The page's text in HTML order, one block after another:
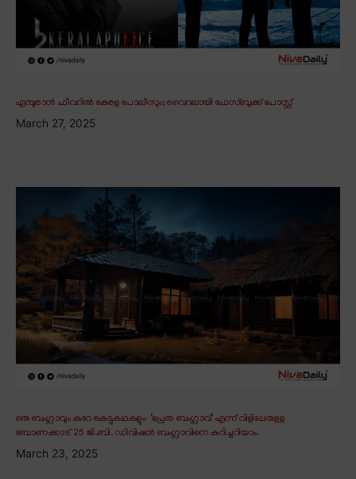
എമ്പുരാൻ ഫീവറിൽ കേരള പോലീസും; വൈറലായി ഫേസ്ബുക്ക് പോസ്റ്റ്
March 27, 2025
ഒരു ബംഗ്ലാവും കുറേ കെട്ടുകഥകളും∙ ‘പ്രേത ബംഗ്ലാവ്’ എന്ന് വിളിപ്പേരുള്ള
ബോണക്കാട് 25 ജി.ബി. ഡിവിഷൻ ബംഗ്ലാവിനെ കുറിച്ചറിയാം.
March 23, 2025